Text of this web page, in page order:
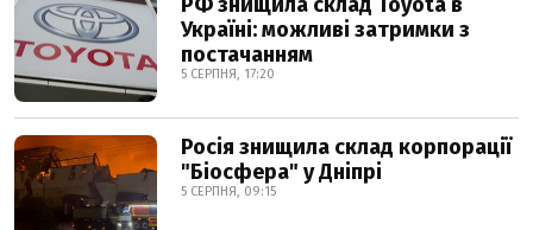
Україні: можливі затримки з
постачанням
5 СЕРПНЯ, 17:20
Росія знищила склад корпорації
"Біосфера" у Дніпрі
5 СЕРПНЯ, 09:15